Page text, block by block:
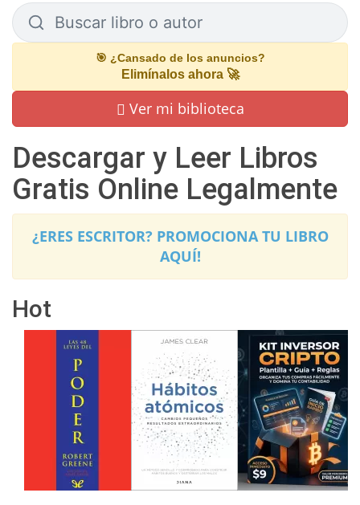
Buscar libro o autor
Buscar libro o autor
🎯 ¿Cansado de los anuncios?
Elimínalos ahora 🚀
Ver mi biblioteca
Descargar y Leer Libros
Gratis Online Legalmente
¿ERES ESCRITOR? PROMOCIONA TU LIBRO
AQUÍ!
Hot